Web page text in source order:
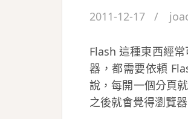
2011-12-17
Flash 這種東西經
器，都需要依頼
說，每開一個分頁
之後就會覺得瀏覽